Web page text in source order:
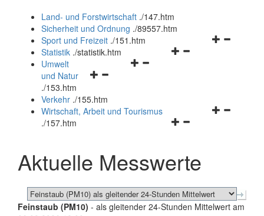
und
schließen
Land- und Forstwirtschaft ./147.htm
Sicherheit und Ordnung ./89557.htm
Navigationsmenü
Sport und Freizeit ./151.htm
Navigationsmenü
Statistik ./statistik.htm
Navigationsmenü
und
schließen
Umwelt
und Natur
./153.htm
Verkehr ./155.htm
Navigationsmenü
schließen
Wirtschaft, Arbeit und Tourismus
./157.htm
Aktuelle Messwerte
Feinstaub (PM10) - als gleitender 24-Stunden Mittelwert am